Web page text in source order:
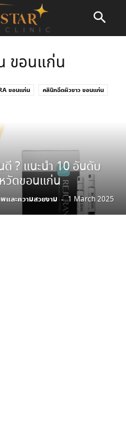
ขอนแก่น
ขอนแก่น
คลินิกฉีดผิวขาว ขอนแก่น
? แนะนำ 10 อันดับ
วัดขอนแก่น
และความสวยงาม - 1 March 2025